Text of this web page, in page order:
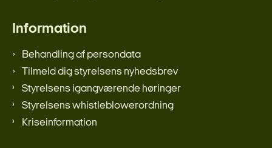
Information
Behandling af persondata
Tilmeld dig styrelsens nyhedsbrev
Styrelsens igangværende høringer
Styrelsens whistleblowerordning
Kriseinformation